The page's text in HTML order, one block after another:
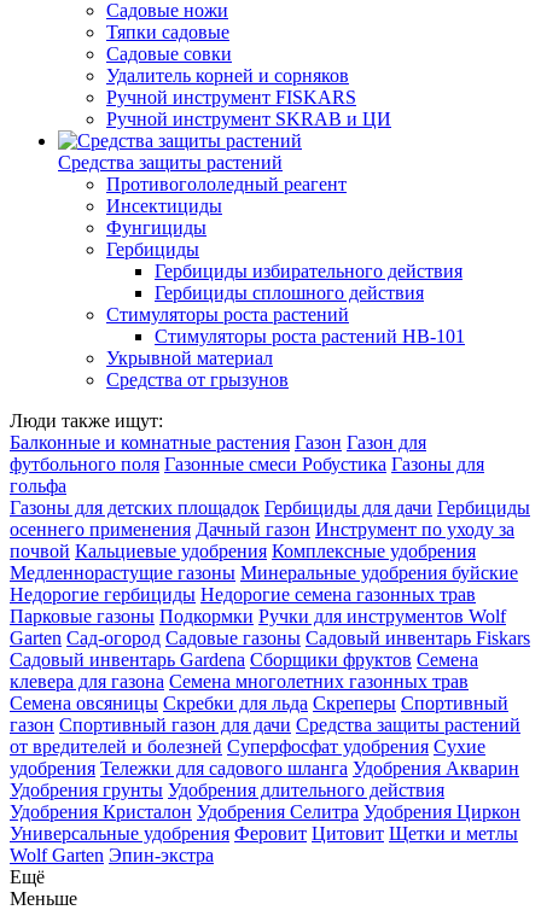
Садовые ножи
Тяпки садовые
Садовые совки
Удалитель корней и сорняков
Ручной инструмент FISKARS
Ручной инструмент SKRAB и ЦИ
Средства защиты растений
Противогололедный реагент
Инсектициды
Фунгициды
Гербициды
Гербициды избирательного действия
Гербициды сплошного действия
Стимуляторы роста растений
Стимуляторы роста растений HB-101
Укрывной материал
Средства от грызунов
Люди также ищут:
Балконные и комнатные растения Газон Газон для
футбольного поля Газонные смеси Робустика Газоны для
гольфа
Газоны для детских площадок Гербициды для дачи Гербициды
осеннего применения Дачный газон Инструмент по уходу за
почвой Кальциевые удобрения Комплексные удобрения
Медленнорастущие газоны Минеральные удобрения буйские
Недорогие гербициды Недорогие семена газонных трав
Парковые газоны Подкормки Ручки для инструментов Wolf
Garten Сад-огород Садовые газоны Садовый инвентарь Fiskars
Садовый инвентарь Gardena Сборщики фруктов Семена
клевера для газона Семена многолетних газонных трав
Семена овсяницы Скребки для льда Скреперы Спортивный
газон Спортивный газон для дачи Средства защиты растений
от вредителей и болезней Суперфосфат удобрения Сухие
удобрения Тележки для садового шланга Удобрения Акварин
Удобрения грунты Удобрения длительного действия
Удобрения Кристалон Удобрения Селитра Удобрения Циркон
Универсальные удобрения Феровит Цитовит Щетки и метлы
Wolf Garten Эпин-экстра
Ещё
Меньше